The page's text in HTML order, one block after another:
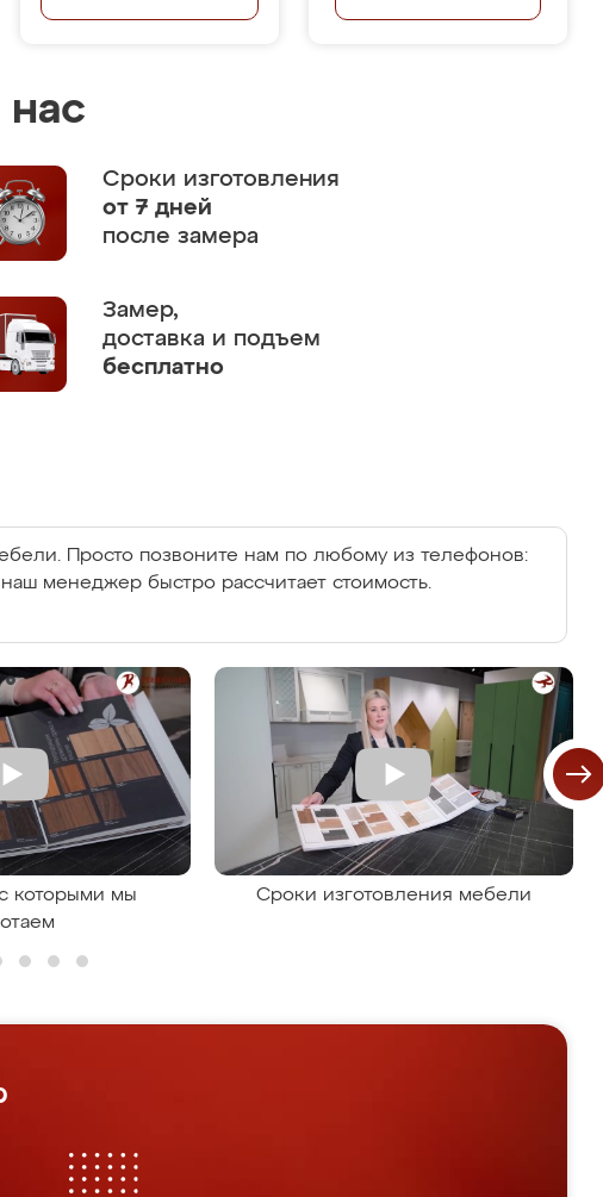
нас
Сроки изготовления
от 7 дней
после замера
Замер,
доставка и подъем
бесплатно
Просто позвоните нам по любому из телефонов:
менеджер быстро рассчитает стоимость.
которыми мы
Сроки изготовления мебели